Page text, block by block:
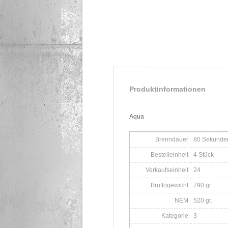
Produktinformationen
Aqua
Brenndauer 80
Bestelleinheit 4 Stück
Verkaufseinheit 24
Bruttogewicht 790 gr.
NEM 520 gr.
Kategorie 3